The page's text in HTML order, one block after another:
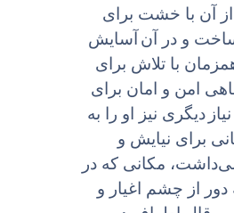
از آن با خشت براى
و در آن آسایش
با تلاش براى
امن و امان براى
دیگرى نیز او را به
براى نیایش و
مکانى که در
دور از چشم اغیار و